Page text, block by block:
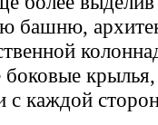
башню,
с каждой